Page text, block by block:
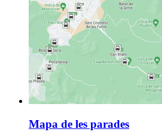
Mapa de les parades